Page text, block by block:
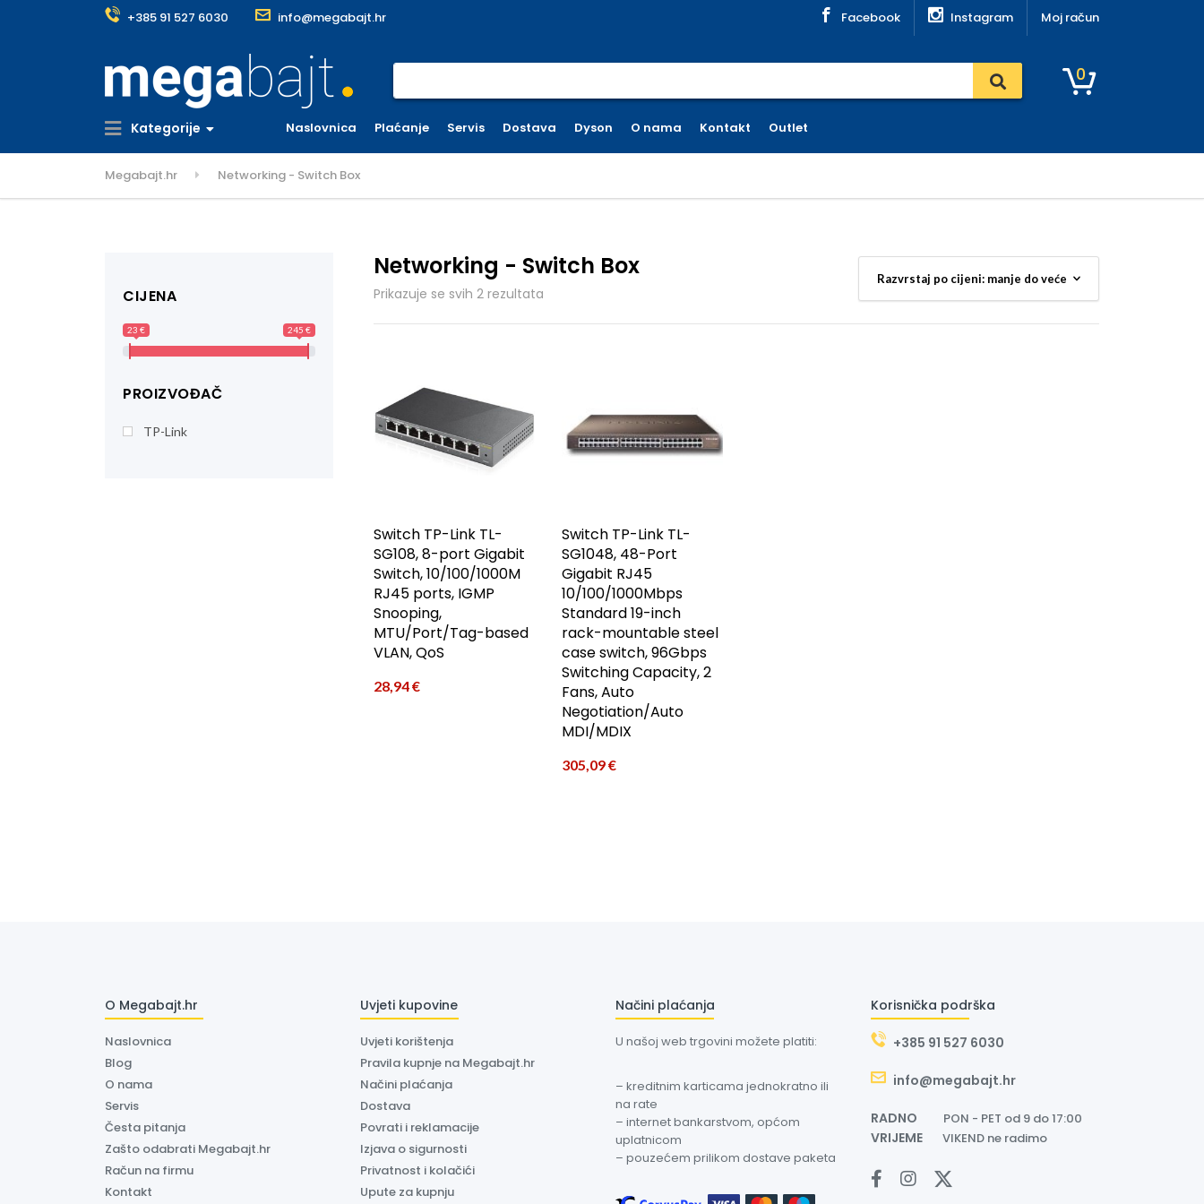
+385 91 527 6030 info@megabajt.hr Facebook Instagram Moj račun
0
Kategorije Naslovnica Plaćanje Servis Dostava Dyson O nama Kontakt Outlet
Megabajt.hr Networking - Switch Box
Networking - Switch Box
Prikazuje se svih 2 rezultata
Switch TP-Link TL-
SG108, 8-port Gigabit
Switch, 10/100/1000M
RJ45 ports, IGMP
Snooping,
MTU/Port/Tag-based
VLAN, QoS
28,94€
Switch TP-Link TL-
SG1048, 48-Port
Gigabit RJ45
10/100/1000Mbps
Standard 19-inch
rack-mountable steel
case switch, 96Gbps
Switching Capacity, 2
Fans, Auto
Negotiation/Auto
MDI/MDIX
305,09€
CIJENA
23 € 245 €
PROIZVOĐAČ
TP-Link
O Megabajt.hr
Naslovnica
Blog
O nama
Servis
Česta pitanja
Zašto odabrati Megabajt.hr
Račun na firmu
Kontakt
Uvjeti kupovine
Uvjeti korištenja
Pravila kupnje na Megabajt.hr
Načini plaćanja
Dostava
Povrati i reklamacije
Izjava o sigurnosti
Privatnost i kolačići
Upute za kupnju
Načini plaćanja
U našoj web trgovini možete platiti:
– kreditnim karticama jednokratno ili
na rate
– internet bankarstvom, općom
uplatnicom
– pouzećem prilikom dostave paketa
Korisnička podrška
+385 91 527 6030
info@megabajt.hr
RADNO PON - PET od 9 do 17:00
VRIJEME VIKEND ne radimo